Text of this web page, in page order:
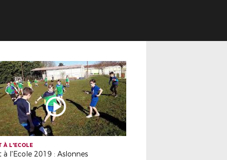
À L'ECOLE
à l'Ecole 2019 : Aslonnes